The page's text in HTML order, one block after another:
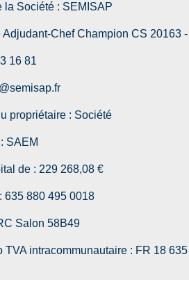
la Société : SEMISAP
Adjudant-Chef Champion CS 20163
16 81
propriétaire : Société
SAEM
de : 229 268,08 €
635 880 495 0018
Salon 58B49
TVA intracommunautaire : FR 18